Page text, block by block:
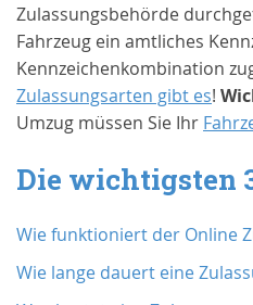
Zulassungsbehörde
Fahrzeug ein amtliches
Kennzeichenkombination
Zulassungsarten gibt es!
Umzug müssen Sie Ihr
Die wichtigsten
Wie funktioniert der Online
Wie lange dauert eine